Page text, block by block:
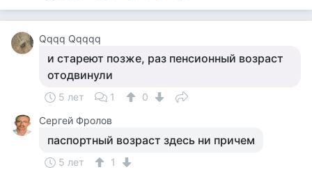
Qqqq Qqqqq
и стареют позже, раз пенсионный возраст
отодвинули
5 лет 1
0
Сергей Фролов
паспортный возраст здесь ни причем
5 лет 1